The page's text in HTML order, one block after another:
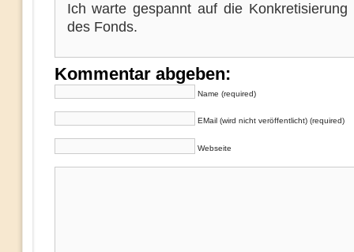
Ich warte gespannt auf die Konkretisierung
des Fonds.
Kommentar abgeben:
Name (required)
EMail (wird nicht veröffentlicht) (required)
Webseite